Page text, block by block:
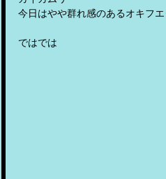
今日はやや群れ感のあるオキフ
ではでは